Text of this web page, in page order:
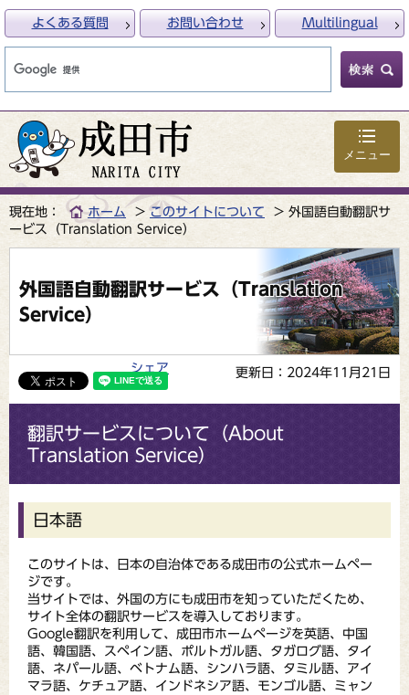
メニュー
よくある質問 お問い合わせ Multilingual
現在地： ホーム このサイトについて
外国語自動翻訳サ
ービス（Translation Service）
外国語自動翻訳サービス（Translation
Service）
シェア 更新日：2024年11月21日
翻訳サービスについて（About
Translation Service）
日本語
このサイトは、日本の自治体である成田市の公式ホームペー
ジです。
当サイトでは、外国の方にも成田市を知っていただくため、
サイト全体の翻訳サービスを導入しております。
Google翻訳を利用して、成田市ホームページを英語、中国
語、韓国語、スペイン語、ポルトガル語、タガログ語、タイ
語、ネパール語、ベトナム語、シンハラ語、タミル語、アイ
マラ語、ケチュア語、インドネシア語、モンゴル語、ミャン